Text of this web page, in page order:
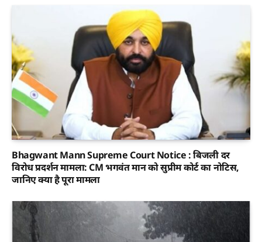
Bhagwant Mann Supreme Court Notice : बिजली दर
विरोध प्रदर्शन मामला: CM भगवंत मान को सुप्रीम कोर्ट का नोटिस,
जानिए क्या है पूरा मामला